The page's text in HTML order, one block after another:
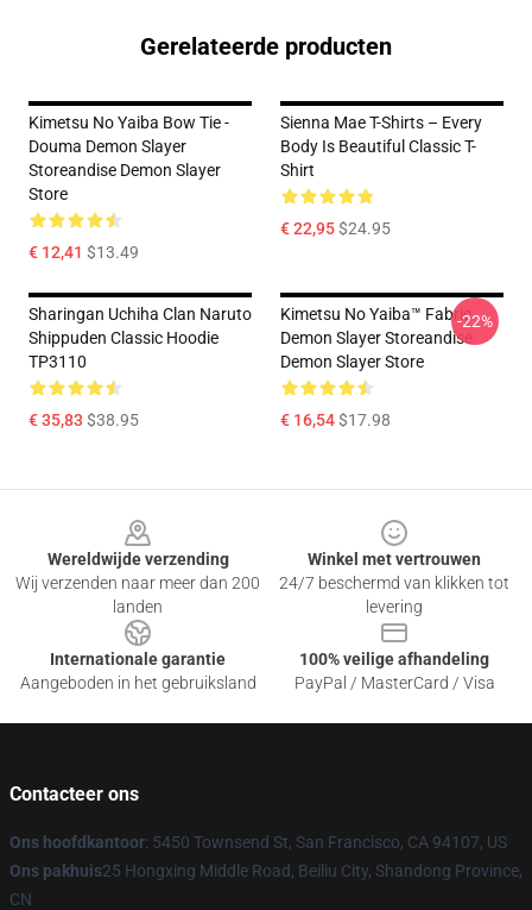
Gerelateerde producten
Kimetsu No Yaiba Bow Tie -
Douma Demon Slayer
Storeandise Demon Slayer
Store
€ 12,41 $13.49
Sienna Mae T-Shirts – Every
Body Is Beautiful Classic T-
Shirt
€ 22,95$24.95
Sharingan Uchiha Clan Naruto
Shippuden Classic Hoodie
TP3110
€ 35,83 $38.95
Kimetsu No Yaiba™ Fabric
Demon Slayer Storeandise
Demon Slayer Store
€ 16,54$17.98
-22%
Wereldwijde verzending
Wij verzenden naar meer dan 200
landen
Winkel met vertrouwen
24/7 beschermd van klikken tot
levering
Internationale garantie
Aangeboden in het gebruiksland
100% veilige afhandeling
PayPal / MasterCard / Visa
Contacteer ons
Ons hoofdkantoor: 5450 Townsend St, San Francisco, CA 94107, US
Ons pakhuis25 Hongxing Middle Road, Beiliu City, Shandong Province,
CN